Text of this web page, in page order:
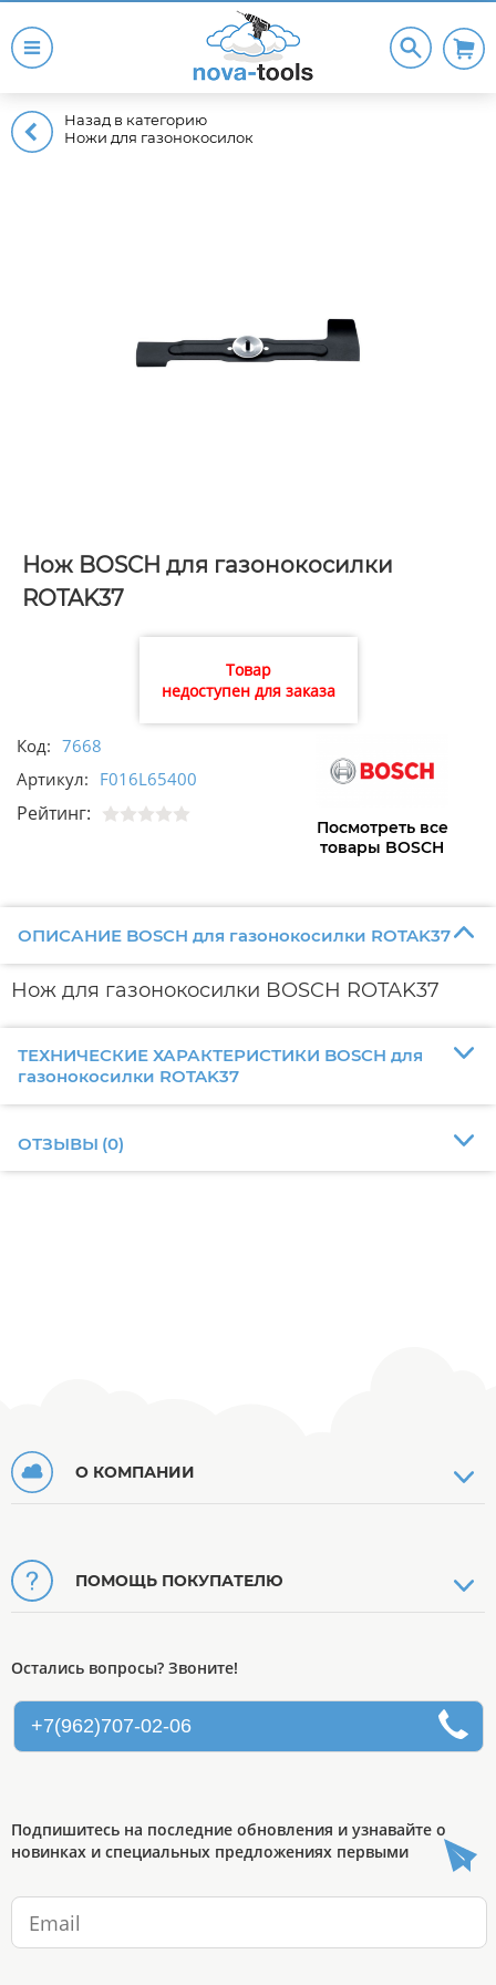
Назад в категорию
Ножи для газонокосилок
Нож BOSCH для газонокосилки
ROTAK37
Товар
недоступен для заказа
Код: 7668
Артикул: F016L65400
Рейтинг:
Посмотреть все
товары BOSCH
ОПИСАНИЕ BOSCH для газонокосилки ROTAK37
Нож для газонокосилки BOSCH ROTAK37
ТЕХНИЧЕСКИЕ ХАРАКТЕРИСТИКИ BOSCH для
газонокосилки ROTAK37
ОТЗЫВЫ (0)
О КОМПАНИИ
ПОМОЩЬ ПОКУПАТЕЛЮ
Остались вопросы? Звоните!
+7(962)707-02-06
Подпишитесь на последние обновления и узнавайте о
новинках и специальных предложениях первыми